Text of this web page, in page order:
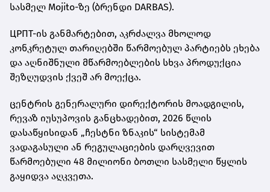
სასმელ Mojito-ზე (ბრენდი DARBAS).
ЦРПТ-ის განმარტებით, აკრძალვა მხოლოდ
კონკრეტულ თარიღებში წარმოებულ პარტიებს ეხება
და აღნიშნული მწარმოებლების სხვა პროდუქცია
შეზღუდვის ქვეშ არ მოექცა.
ცენტრის გენერალური დირექტორის მოადგილის,
რევაზ იუსუპოვის განცხადებით, 2026 წლის
დასაწყისიდან „ჩესტნი ზნაკის“ სისტემამ
ვადაგასული ან რეგულაციების დარღვევით
წარმოებული 48 მილიონი ბოთლი სასმელი წყლის
გაყიდვა აღკვეთა.